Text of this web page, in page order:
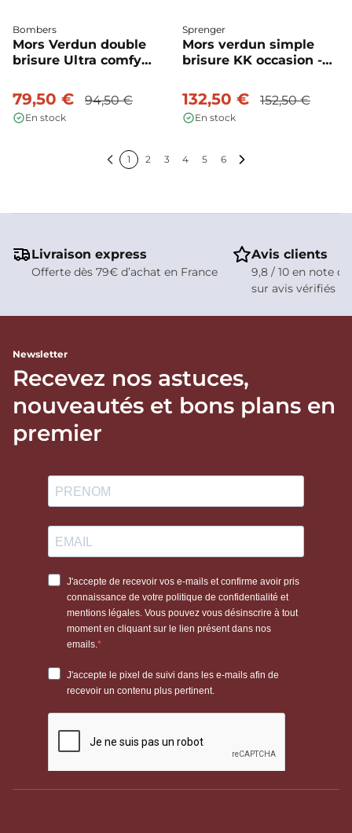
Bombers
Mors Verdun double
brisure Ultra comfy
Bombers
79,50 € 94,50 €
En stock
Sprenger
Mors verdun simple
brisure KK occasion -
132,50 € 152,50 €
En stock
1 2 3 4 5
6
Livraison express
Offerte dès 79€ d’achat en France
Avis clients
9,8 / 10 en note
sur avis vérifiés
Newsletter
Recevez nos astuces,
nouveautés et bons plans en
premier